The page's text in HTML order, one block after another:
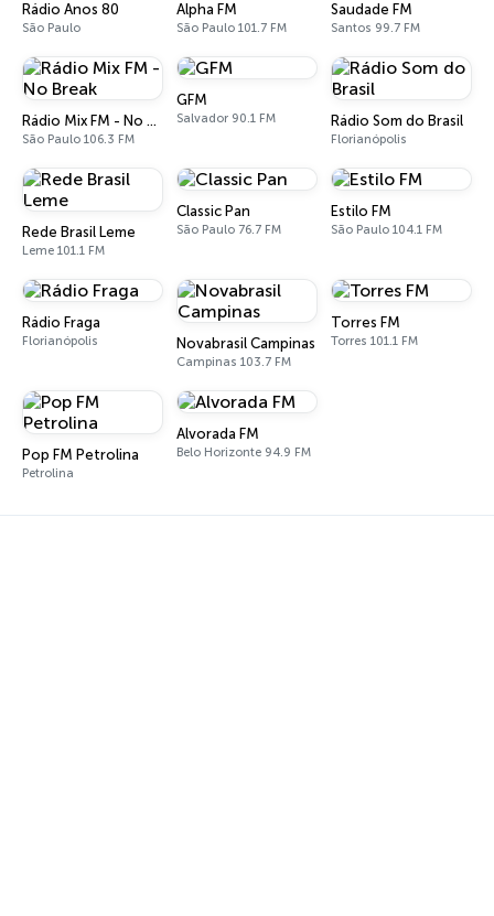
Rádio Anos 80
São Paulo
Alpha FM
São Paulo 101.7 FM
Saudade FM
Santos 99.7 FM
Rádio Mix FM - No Break
São Paulo 106.3 FM
GFM
Salvador 90.1 FM Rádio Som do Brasil
Florianópolis
Rede Brasil Leme
Leme 101.1 FM
Classic Pan
São Paulo 76.7 FM
Estilo FM
São Paulo 104.1 FM
Rádio Fraga
Florianópolis Novabrasil Campinas
Campinas 103.7 FM
Torres FM
Torres 101.1 FM
Pop FM Petrolina
Petrolina
Alvorada FM
Belo Horizonte 94.9 FM